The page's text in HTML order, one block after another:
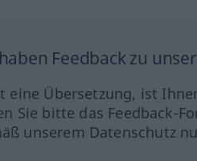
Feedback zu
eine Übersetzung, ist
Sie bitte das Feedback-
unserem Datenschutz